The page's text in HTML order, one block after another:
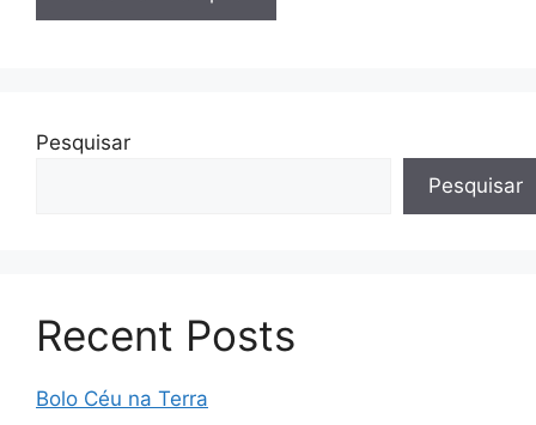
Pesquisar
Pesquisar
Recent Posts
Bolo Céu na Terra